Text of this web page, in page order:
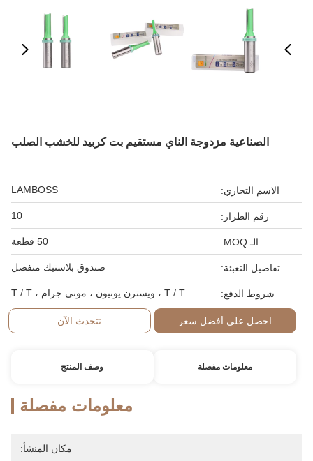
الصناعية مزدوجة الناي مستقيم بت كربيد للخشب الصلب
الاسم التجاري: LAMBOSS
رقم الطراز: 10
الـ MOQ: 50 قطعة
تفاصيل التعبئة: صندوق بلاستيك منفصل
شروط الدفع: T / T ، ويسترن يونيون ، موني جرام ، T / T
احصل على أفضل سعر نتحدث الآن
معلومات مفصلة وصف المنتج
معلومات مفصلة
مكان المنشأ: